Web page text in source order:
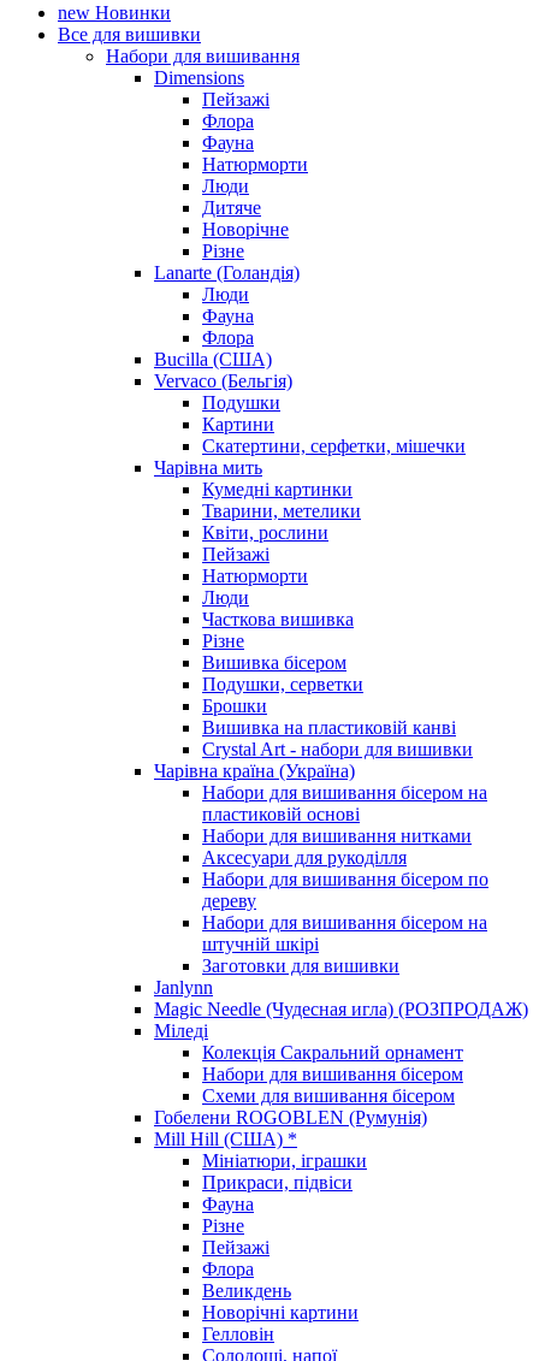
new Новинки
Все для вишивки
Набори для вишивання
Dimensions
Пейзажі
Флора
Фауна
Натюрморти
Люди
Дитяче
Новорічне
Різне
Lanarte (Голандія)
Люди
Фауна
Флора
Bucilla (США)
Vervaco (Бельгія)
Подушки
Картини
Скатертини, серфетки, мішечки
Чарiвна мить
Кумедні картинки
Тварини, метелики
Квіти, рослини
Пейзажі
Натюрморти
Люди
Часткова вишивка
Різне
Вишивка бісером
Подушки, серветки
Брошки
Вишивка на пластиковій канві
Crystal Art - набори для вишивки
Чарівна країна (Україна)
Набори для вишивання бісером на
пластиковій основі
Набори для вишивання нитками
Аксесуари для рукоділля
Набори для вишивання бісером по
дереву
Набори для вишивання бісером на
штучній шкірі
Заготовки для вишивки
Janlynn
Magic Needle (Чудесная игла) (РОЗПРОДАЖ)
Міледі
Колекція Сакральний орнамент
Набори для вишивання бісером
Схеми для вишивання бісером
Гобелени ROGOBLEN (Румунія)
Mill Hill (США) *
Мініатюри, іграшки
Прикраси, підвіси
Фауна
Різне
Пейзажі
Флора
Великдень
Новорічні картини
Гелловін
Солодощі, напої